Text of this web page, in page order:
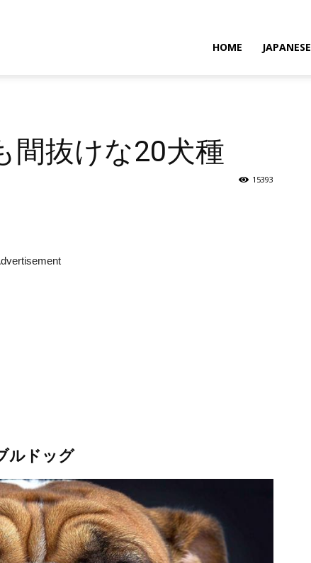
HOME JAPANESE
間抜けな20犬種
15393
ルドッグ